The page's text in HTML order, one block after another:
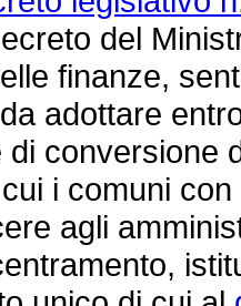
del
finanze,
adottare
conversione
i comuni
agli